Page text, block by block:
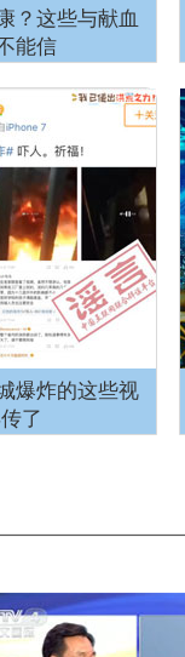
？这些与献血
能信
爆炸的这些视
了